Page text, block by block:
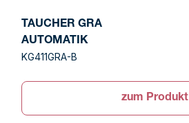
TAUCHER GRA
AUTOMATIK
KG411GRA-B
zum Produkt